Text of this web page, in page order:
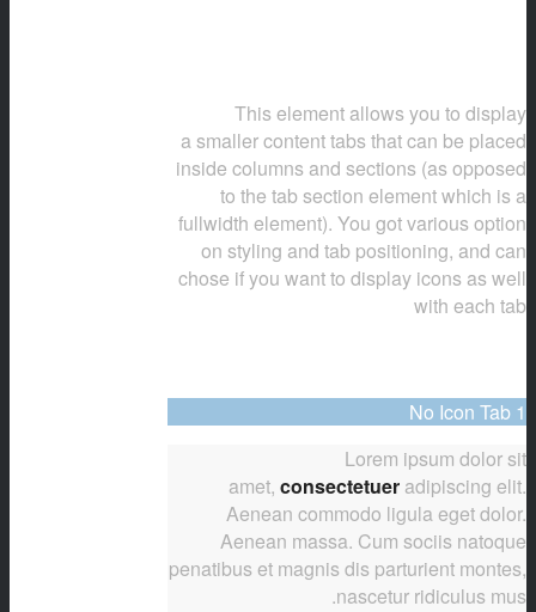
This element allows you to display
a smaller content tabs that can be placed
inside columns and sections (as opposed
to the tab section element which is a
fullwidth element). You got various option
on styling and tab positioning, and can
chose if you want to display icons as well
with each tab
No Icon Tab 1
Lorem ipsum dolor sit
amet, consectetuer adipiscing elit.
Aenean commodo ligula eget dolor.
Aenean massa. Cum sociis natoque
penatibus et magnis dis parturient montes,
nascetur ridiculus mus.